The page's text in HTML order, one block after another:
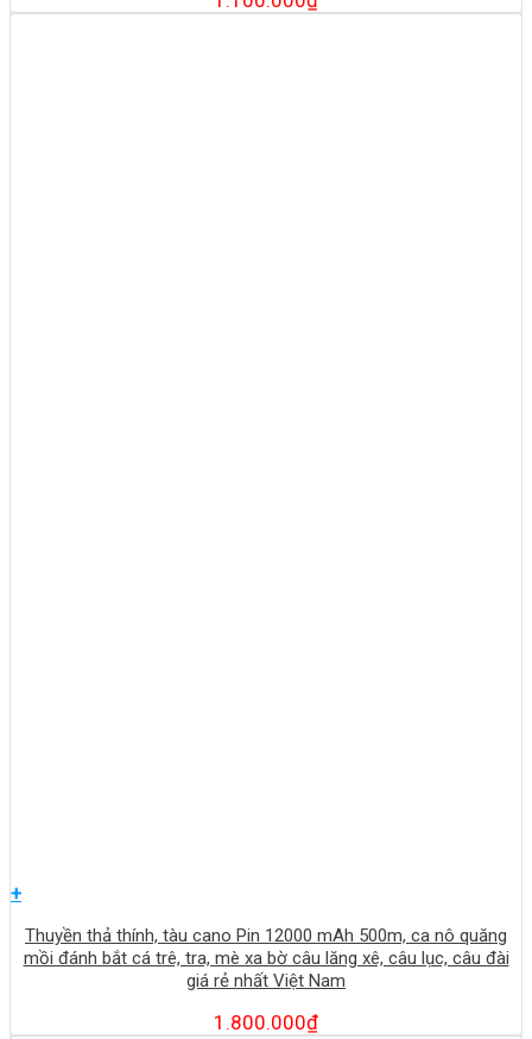
+
Thuyền thả thính, tàu cano Pin 12000 mAh 500m, ca nô quăng
mồi đánh bắt cá trê, tra, mè xa bờ câu lăng xê, câu lục, câu đài
giá rẻ nhất Việt Nam
1.800.000₫